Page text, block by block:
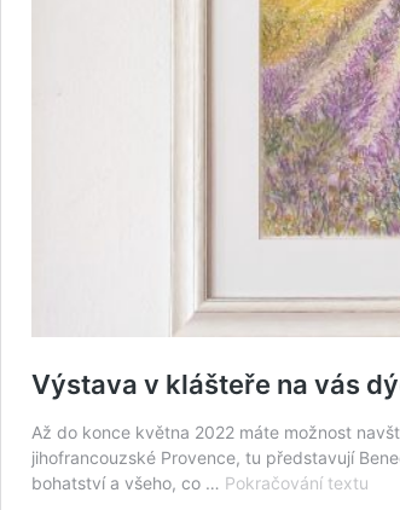
Výstava v klášteře na vás
Až do konce května 2022 máte možnost
jihofrancouzské Provence, tu představují
bohatství a všeho, co … Pokračování textu